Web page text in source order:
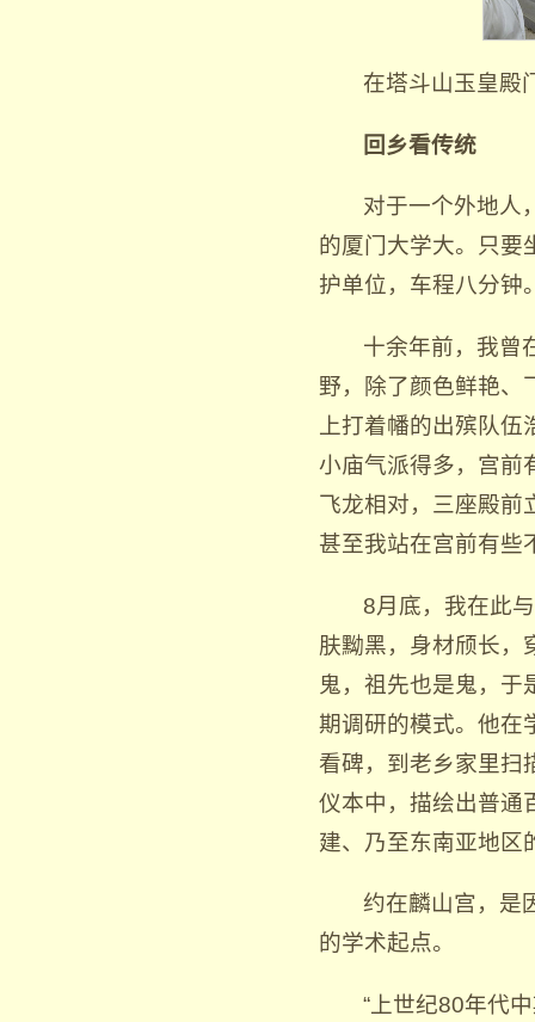
在塔斗山玉皇殿
回乡看传统
对于一个外地人
的厦门大学大。只要
护单位，车程八分钟
十余年前，我曾
野，除了颜色鲜艳、
上打着幡的出殡队
小庙气派得多，宫前
飞龙相对，三座殿前
甚至我站在宫前有些
8月底，我在此
肤黝黑，身材颀长，
鬼，祖先也是鬼，于
期调研的模式。他在
看碑，到老乡家里扫
仪本中，描绘出普通
建、乃至东南亚地区
约在麟山宫，是
的学术起点。
“上世纪80年代